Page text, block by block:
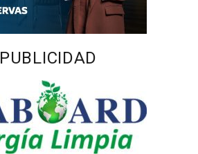
PUBLICIDAD